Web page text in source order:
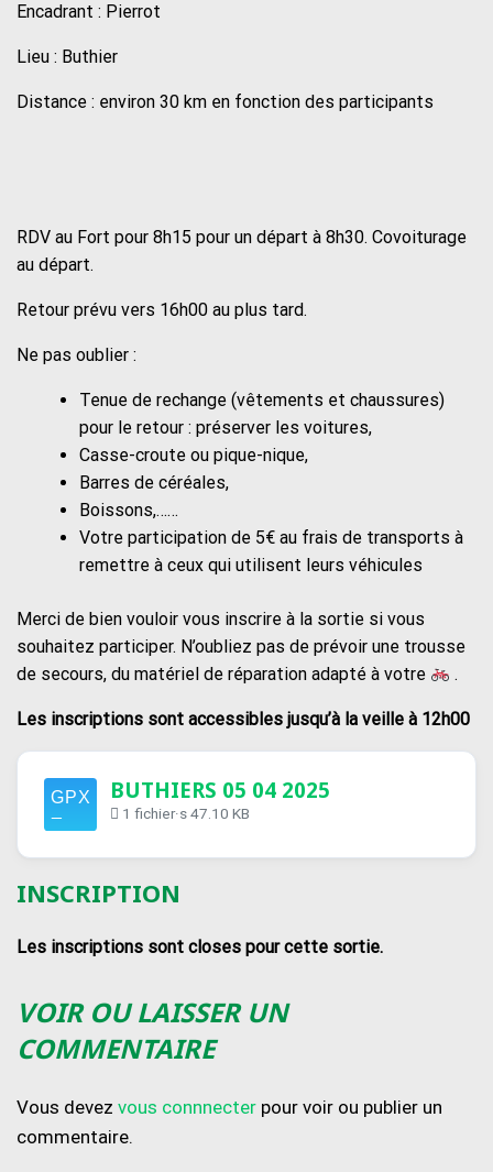
Encadrant : Pierrot
Lieu : Buthier
Distance : environ 30 km en fonction des participants
RDV au Fort pour 8h15 pour un départ à 8h30. Covoiturage
au départ.
Retour prévu vers 16h00 au plus tard.
Ne pas oublier :
Tenue de rechange (vêtements et chaussures)
pour le retour : préserver les voitures,
Casse-croute ou pique-nique,
Barres de céréales,
Boissons,……
Votre participation de 5€ au frais de transports à
remettre à ceux qui utilisent leurs véhicules
Merci de bien vouloir vous inscrire à la sortie si vous
souhaitez participer. N’oubliez pas de prévoir une trousse
de secours, du matériel de réparation adapté à votre
.
Les inscriptions sont accessibles jusqu’à la veille à 12h00
BUTHIERS 05 04 2025
1 fichier·s47.10 KB
INSCRIPTION
Les inscriptions sont closes pour cette sortie.
VOIR OU LAISSER UN
COMMENTAIRE
Vous devez vous connnecter pour voir ou publier un
commentaire.